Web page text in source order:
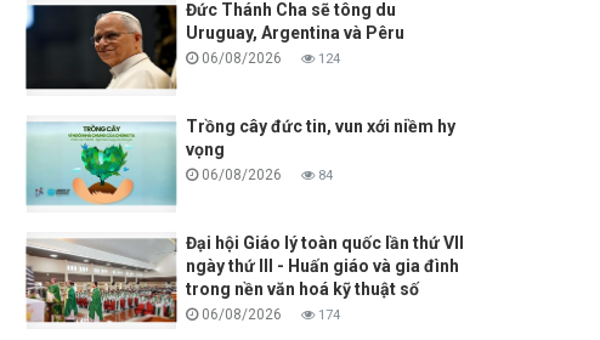
Đức Thánh Cha sẽ tông du
Uruguay, Argentina và Pêru
06/08/2026 124
Trồng cây đức tin, vun xới niềm hy
vọng
06/08/2026 84
Đại hội Giáo lý toàn quốc lần thứ VII
ngày thứ III - Huấn giáo và gia đình
trong nền văn hoá kỹ thuật số
06/08/2026 174